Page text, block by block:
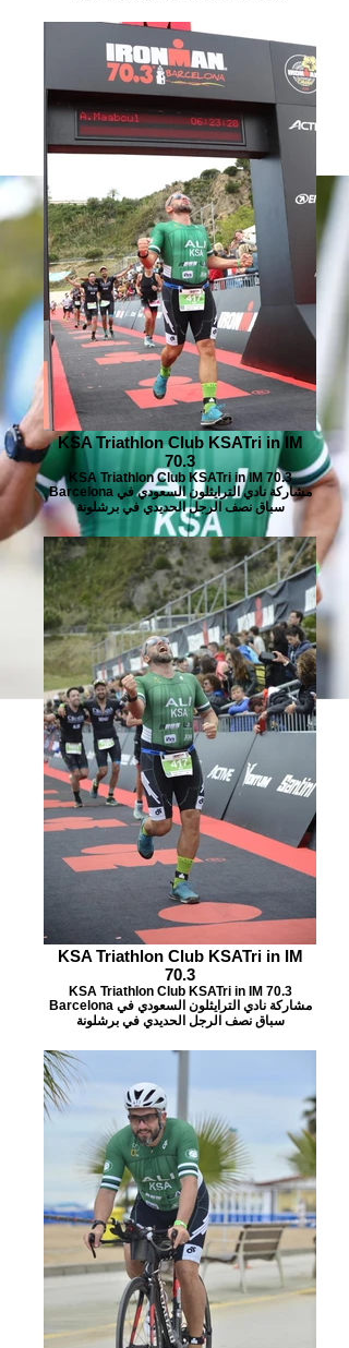
KSA Triathlon Club KSATri in IM
70.3
KSA Triathlon Club KSATri in IM 70.3
Barcelona مشاركة نادي الترايثلون السعودي في
سباق نصف الرجل الحديدي في برشلونة
KSA Triathlon Club KSATri in IM
70.3
KSA Triathlon Club KSATri in IM 70.3
Barcelona مشاركة نادي الترايثلون السعودي في
سباق نصف الرجل الحديدي في برشلونة